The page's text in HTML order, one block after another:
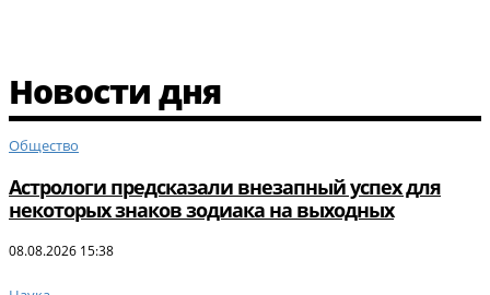
Новости дня
Общество
Астрологи предсказали внезапный успех для
некоторых знаков зодиака на выходных
08.08.2026 15:38